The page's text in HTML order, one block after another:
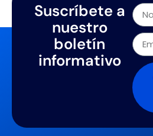
Suscríbete a
nuestro
boletín
informativo